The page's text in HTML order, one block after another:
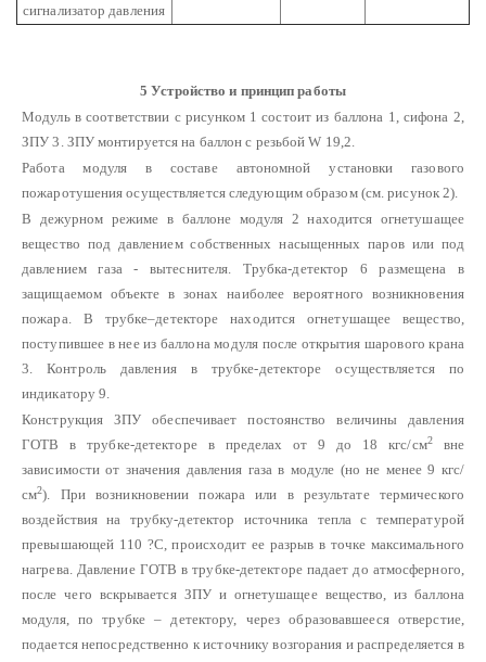
сигнализатор давления
5 Устройство и принцип работы
Модуль в соответствии с рисунком 1 состоит из баллона 1, сифона 2,
ЗПУ 3. ЗПУ монтируется на баллон с резьбой W 19,2.
Работа модуля в составе автономной установки газового
пожаротушения осуществляется следующим образом (см. рисунок 2).
В дежурном режиме в баллоне модуля 2 находится огнетушащее
вещество под давлением собственных насыщенных паров или под
давлением газа - вытеснителя. Трубка-детектор 6 размещена в
защищаемом объекте в зонах наиболее вероятного возникновения
пожара. В трубке–детекторе находится огнетушащее вещество,
поступившее в нее из баллона модуля после открытия шарового крана
3. Контроль давления в трубке-детекторе осуществляется по
индикатору 9.
Конструкция ЗПУ обеспечивает постоянство величины давления
ГОТВ в трубке-детекторе в пределах от 9 до 18 кгс/см2вне
зависимости от значения давления газа в модуле (но не менее 9 кгс/
см2). При возникновении пожара или в результате термического
воздействия на трубку-детектор источника тепла с температурой
превышающей 110 ?С, происходит ее разрыв в точке максимального
нагрева. Давление ГОТВ в трубке-детекторе падает до атмосферного,
после чего вскрывается ЗПУ и огнетушащее вещество, из баллона
модуля, по трубке – детектору, через образовавшееся отверстие,
подается непосредственно к источнику возгорания и распределяется в